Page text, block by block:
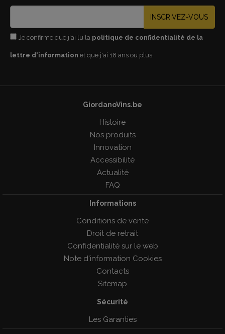
INSCRIVEZ-VOUS
Je confirme que j'ai lu la politique de confidentialité de la
lettre d'information et que j'ai 18 ans ou plus
GiordanoVins.be
Histoire
Nos produits
Innovation
Accessibilité
Actualité
FAQ
Informations
Conditions de vente
Droit de retrait
Confidentialité sur le web
Note d'information Cookies
Contacts
Sitemap
Sécurité
Les Garanties